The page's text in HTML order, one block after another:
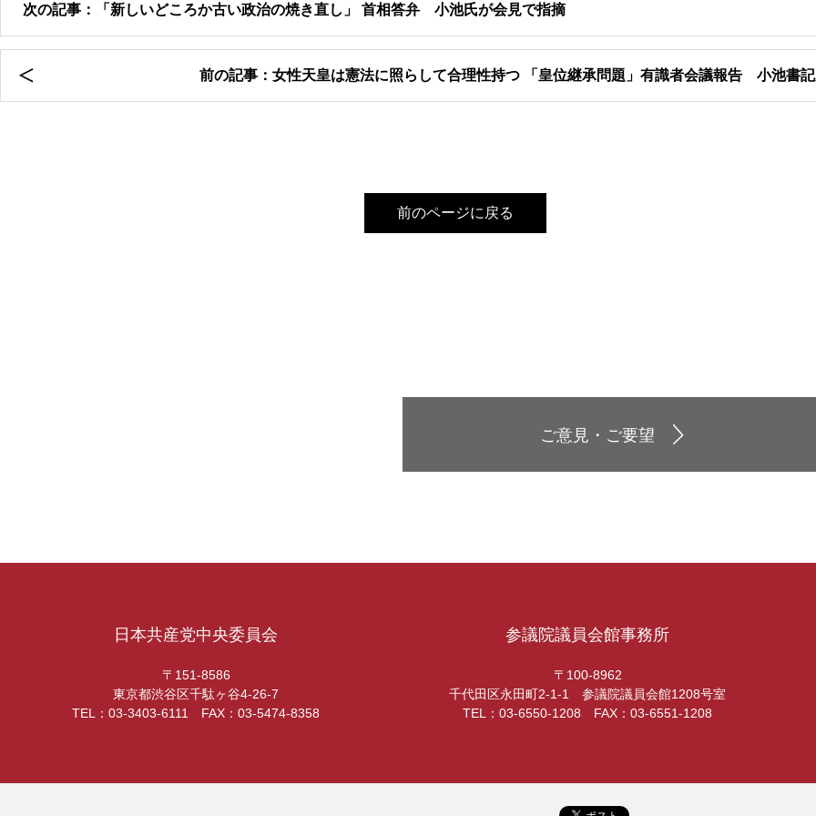
次の記事：「新しいどころか古い政治の焼き直し」 首相答弁 小池氏が会見で指摘
前の記事：女性天皇は憲法に照らして合理性持つ 「皇位継承問題」有識者会議報告 小池書
前のページに戻る
ご意見・ご要望
日本共産党中央委員会
〒151-8586
東京都渋谷区千駄ヶ谷4-26-7
TEL：03-3403-6111 FAX：03-5474-8358
参議院議員会館事務所
〒100-8962
千代田区永田町2-1-1 参議院議員会館1208号室
TEL：03-6550-1208 FAX：03-6551-1208